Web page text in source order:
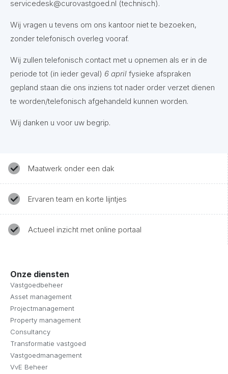
servicedesk@curovastgoed.nl (technisch).
Wij vragen u tevens om ons kantoor niet te bezoeken,
zonder telefonisch overleg vooraf.
Wij zullen telefonisch contact met u opnemen als er in de
periode tot (in ieder geval) 6 april fysieke afspraken
gepland staan die ons inziens tot nader order verzet dienen
te worden/telefonisch afgehandeld kunnen worden.
Wij danken u voor uw begrip.
Maatwerk onder een dak
Ervaren team en korte lijntjes
Actueel inzicht met online portaal
Onze diensten
Vastgoedbeheer
Asset management
Projectmanagement
Property management
Consultancy
Transformatie vastgoed
Vastgoedmanagement
VvE Beheer